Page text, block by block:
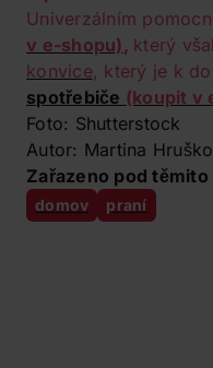
Univerzálním
v e-shopu) , který
konvice, který je k
spotřebiče (koupit v
Foto: Shutterstock
Autor: Martina
Zařazeno pod
domov praní